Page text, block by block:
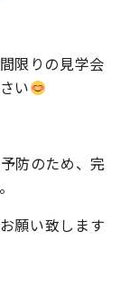
限りの見学会
い
防のため、完
願い致します